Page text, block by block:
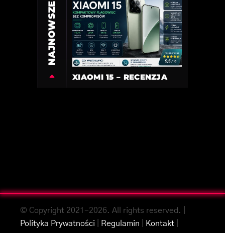
NAJNOWSZE
XIAOMI 15 – RECENZJA
© Copyright 2021-2026. All rights reserved. |
Polityka Prywatności
Regulamin Kontakt